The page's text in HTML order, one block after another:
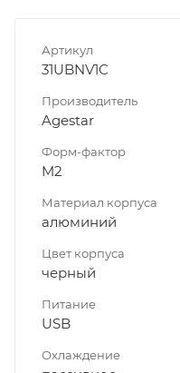
Артикул
31UBNV1C
Производитель
Agestar
Форм-фактор
M2
Материал корпуса
алюминий
Цвет корпуса
черный
Питание
USB
Охлаждение